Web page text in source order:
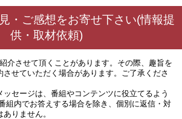
・ご感想をお寄せ下さい(情報提
供・取材依頼)
介させて頂くことがあります。その際、趣旨を
せていただく場合があります。ご了承くださ
ッセージは、番組やコンテンツに役立てるよう
組内でお答えする場合を除き、個別に返信・対
りません。